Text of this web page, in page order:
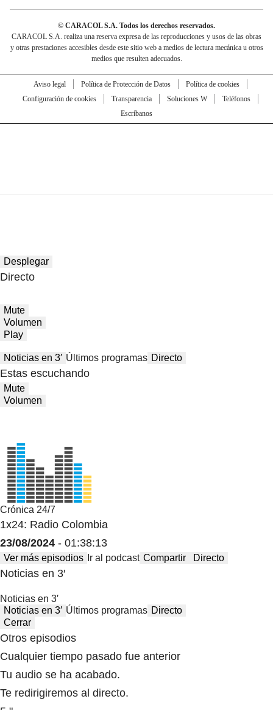
© CARACOL S.A. Todos los derechos reservados.
CARACOL S.A. realiza una reserva expresa de las reproducciones y usos de las obras
y otras prestaciones accesibles desde este sitio web a medios de lectura mecánica u otros
medios que resulten adecuados.
Aviso legal Política de Protección de Datos
Política de cookies
Configuración de cookies
Transparencia Soluciones W
Teléfonos
Escríbanos
Desplegar
Directo
Mute
Volumen
Play
Noticias en 3′ Últimos programas Directo
Estas escuchando
Mute
Volumen
Crónica 24/7
1x24: Radio Colombia
23/08/2024 - 01:38:13
Ver más episodios Ir al podcast Compartir Directo
Noticias en 3′
Noticias en 3′
Noticias en 3′ Últimos programas Directo
Cerrar
Otros episodios
Cualquier tiempo pasado fue anterior
Tu audio se ha acabado.
Te redirigiremos al directo.